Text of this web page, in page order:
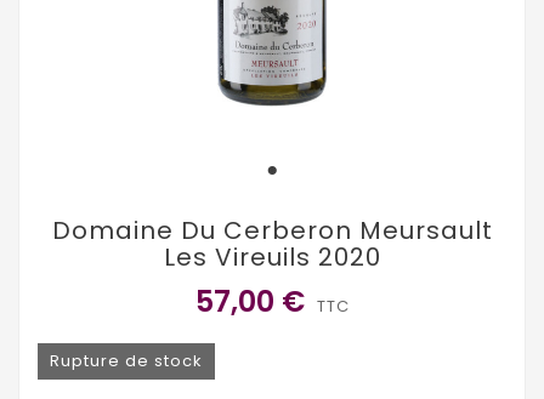
Domaine Du Cerberon Meursault
Les Vireuils 2020
57,00 € TTC
Rupture de stock